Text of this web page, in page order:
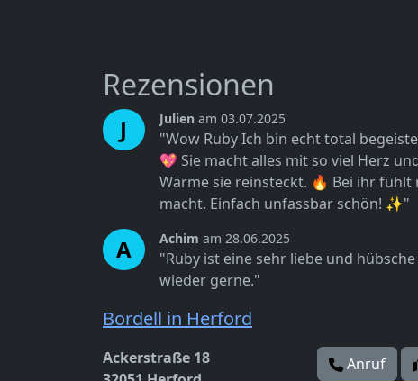
Rezensionen
J Julien am 03.07.2025
"Wow Ruby Ich bin echt total
💖 Sie macht alles mit so viel Herz
Wärme sie reinsteckt. 🔥 Bei ihr
macht. Einfach unfassbar schön! ✨"
A Achim am 28.06.2025
"Ruby ist eine sehr liebe und
wieder gerne."
Bordell in Herford
Ackerstraße 18
Anruf